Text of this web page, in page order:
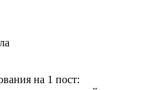
на 1 пост: